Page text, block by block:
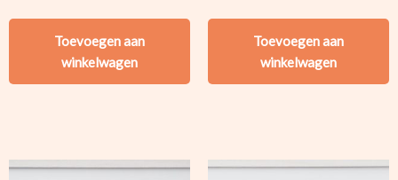
Toevoegen aan
winkelwagen
Toevoegen aan
winkelwagen